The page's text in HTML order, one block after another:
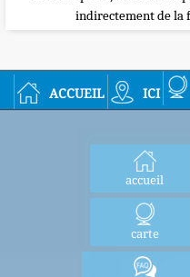
indirectement de la
accueil ici
accueil
carte